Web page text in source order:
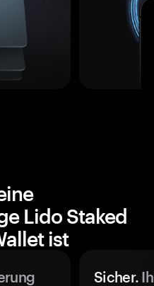
Lido Staked
ist
Sicher.